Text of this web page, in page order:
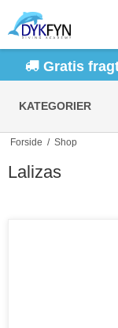
Gratis
KATEGORIER
Forside / Shop
Lalizas